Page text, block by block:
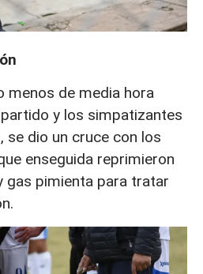
menos de media hora
y los simpatizantes
se dio un cruce con los
enseguida reprimieron
gas pimienta para tratar